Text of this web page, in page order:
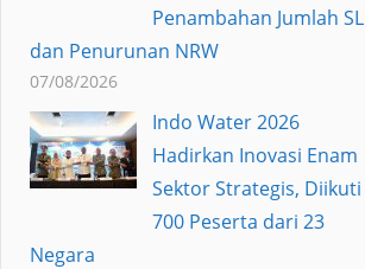
Penambahan Jumlah SL
dan Penurunan NRW
07/08/2026
Indo Water 2026
Hadirkan Inovasi Enam
Sektor Strategis, Diikuti
700 Peserta dari 23
Negara